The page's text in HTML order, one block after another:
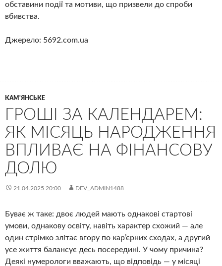
обставини події та мотиви, що призвели до спроби
вбивства.
Джерело: 5692.com.ua
КАМ'ЯНСЬКЕ
ГРОШІ ЗА КАЛЕНДАРЕМ:
ЯК МІСЯЦЬ НАРОДЖЕННЯ
ВПЛИВАЄ НА ФІНАНСОВУ
ДОЛЮ
21.04.2025 20:00 DEV_ADMIN1488
Буває ж таке: двоє людей мають однакові стартові
умови, однакову освіту, навіть характер схожий — але
один стрімко злітає вгору по кар’єрних сходах, а другий
усе життя балансує десь посередині. У чому причина?
Деякі нумерологи вважають, що відповідь — у місяці